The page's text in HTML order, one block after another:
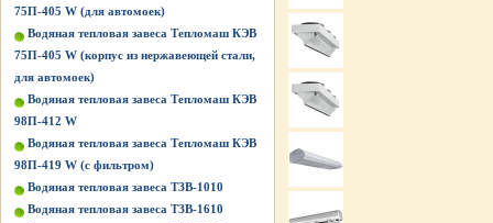
75П-405 W (для автомоек)
Водяная тепловая завеса Тепломаш КЭВ
75П-405 W (корпус из нержавеющей стали,
для автомоек)
Водяная тепловая завеса Тепломаш КЭВ
98П-412 W
Водяная тепловая завеса Тепломаш КЭВ
98П-419 W (с фильтром)
Водяная тепловая завеса ТЗВ-1010
Водяная тепловая завеса ТЗВ-1610